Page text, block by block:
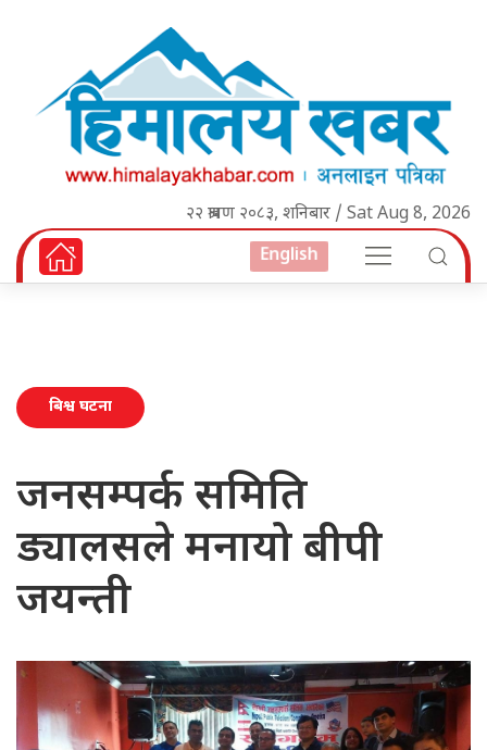
२२ श्रावण २०८३, शनिबार / Sat Aug 8, 2026
English
बिश्व घटना
जनसम्पर्क समिति
ड्यालसले मनायो बीपी
जयन्ती